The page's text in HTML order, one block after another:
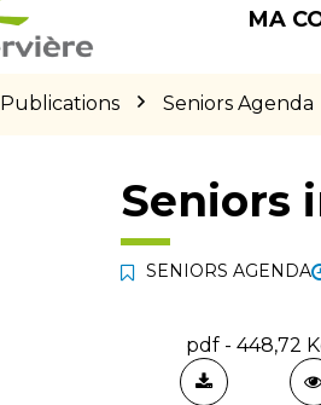
MA
Publications Seniors Agenda
Seniors
SENIORS AGENDA
pdf - 448,72